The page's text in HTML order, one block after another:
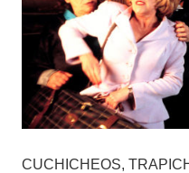
CUCHICHEOS,